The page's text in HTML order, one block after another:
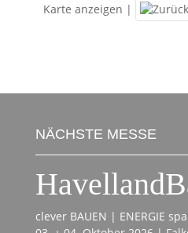
Karte anzeigen |
NÄCHSTE MESSE
clever BAUEN | ENERGIE